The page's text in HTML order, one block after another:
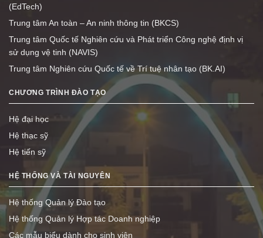
(EdTech)
Trung tâm An toàn – An ninh thông tin (BKCS)
Trung tâm Quốc tế Nghiên cứu và Phát triển Công nghệ định vị
sử dụng vệ tinh (NAVIS)
Trung tâm Nghiên cứu Quốc tế về Trí tuệ nhân tạo (BK.AI)
CHƯƠNG TRÌNH ĐÀO TẠO
Hệ đại học
Hệ thạc sỹ
Hệ tiến sỹ
HỆ THỐNG VÀ TÀI NGUYÊN
Hệ thống Quản lý Đào tạo
Hệ thống Quản lý Hợp tác Doanh nghiệp
Các mẫu biểu dành cho sinh viên